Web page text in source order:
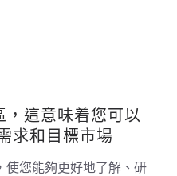
，這意味着您可以
求和目標市場
使您能夠更好地了解、研